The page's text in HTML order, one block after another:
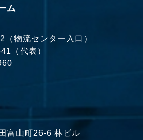
ム
物流センター入口）
（代表）
富山町26-6 林ビル